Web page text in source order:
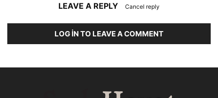
LEAVE A REPLY Cancel reply
LOG IN TO LEAVE A COMMENT